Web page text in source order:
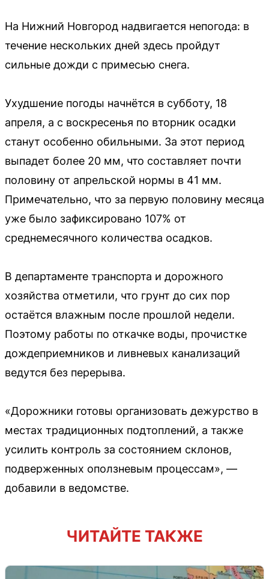
На Нижний Новгород надвигается непогода: в
течение нескольких дней здесь пройдут
сильные дожди с примесью снега.
Ухудшение погоды начнётся в субботу, 18
апреля, а с воскресенья по вторник осадки
станут особенно обильными. За этот период
выпадет более 20 мм, что составляет почти
половину от апрельской нормы в 41 мм.
Примечательно, что за первую половину месяца
уже было зафиксировано 107% от
среднемесячного количества осадков.
В департаменте транспорта и дорожного
хозяйства отметили, что грунт до сих пор
остаётся влажным после прошлой недели.
Поэтому работы по откачке воды, прочистке
дождеприемников и ливневых канализаций
ведутся без перерыва.
«Дорожники готовы организовать дежурство в
местах традиционных подтоплений, а также
усилить контроль за состоянием склонов,
подверженных оползневым процессам», —
добавили в ведомстве.
ЧИТАЙТЕ ТАКЖЕ